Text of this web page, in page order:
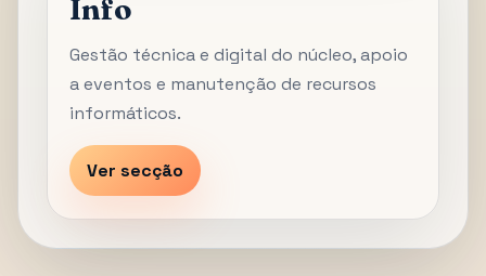
Info
Gestão técnica e digital do núcleo, apoio
a eventos e manutenção de recursos
informáticos.
Ver secção